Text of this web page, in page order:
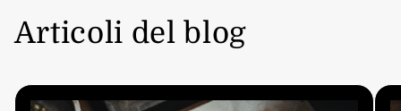
Articoli del blog